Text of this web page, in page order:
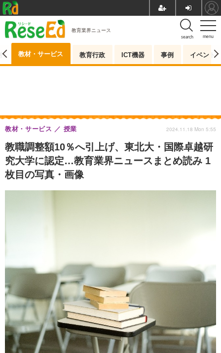
menu
search
教育業界ニュース
教材・サービス 教育行政 ICT機器 事例 イベント
教職調整額10％へ引上げ、東北大・国際卓越研
究大学に認定…教育業界ニュースまとめ読み 1
枚目の写真・画像
教材・サービス 授業 2024.11.18 Mon 5:55